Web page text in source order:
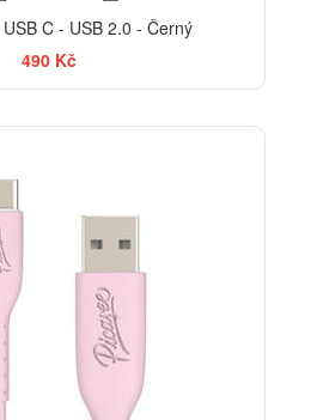
C - USB 2.0 - Černý
490 Kč